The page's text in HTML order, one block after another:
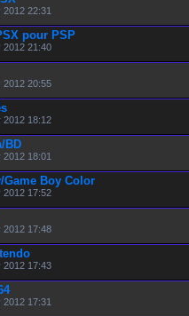
22:31
pour PSP
21:40
20:55
18:12
BD
18:01
Game Boy Color
17:52
17:48
17:43
17:31